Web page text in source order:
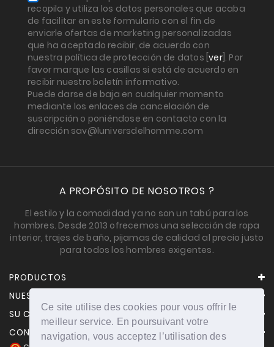
Ce site utilise des cookies pour vous offrir le
meilleur service. En poursuivant votre
navigation, vous acceptez l’utilisation des
recopila y utiliza los datos personales que acaba
de facilitar en este formulario con el fin de
enviarle ofertas de marketing personalizadas
que ha aceptado recibir, de acuerdo con
nuestra política de protección de datos [ver]. Por
favor marque las casillas si está de acuerdo en
recibir nuestro boletín informativo.
Puede darse de baja en cualquier momento
mediante los enlaces de cancelación de
suscripción o poniéndose en contacto con la
dirección sav@luniversdelhomme.com
A PROPÓSITO DE NOSOTROS ?
El estilo y la comodidad ya no son un tabú para los
hombres. Desde 2013 ofrecemos una selección de ropa
interior, trajes de baño, pijamas de calidad al precio justo
para todos los hombres exigentes.
PRODUCTOS
NUESTRA EMPRESA
SU CUENTA
CONTACTO